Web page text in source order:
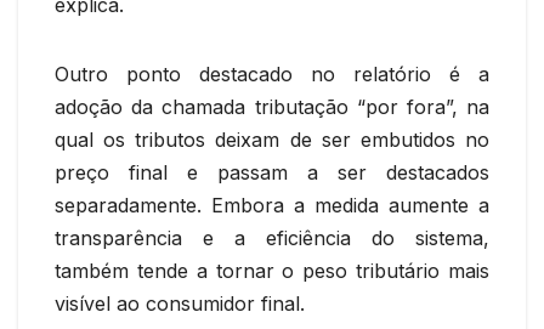
Outro ponto destacado no relatório é a
adoção da chamada tributação “por fora”, na
qual os tributos deixam de ser embutidos no
preço final e passam a ser destacados
separadamente. Embora a medida aumente a
transparência e a eficiência do sistema,
também tende a tornar o peso tributário mais
visível ao consumidor final.